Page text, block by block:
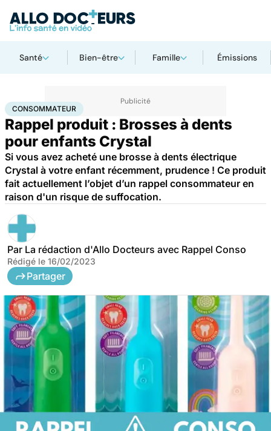
Santé Bien-être Famille Émissions
AccueilSantéConsommateur
CONSOMMATEUR
Rappel produit : Brosses à dents
pour enfants Crystal
Si vous avez acheté une brosse à dents électrique
Crystal à votre enfant récemment, prudence ! Ce produit
fait actuellement l’objet d’un rappel consommateur en
raison d'un risque de suffocation.
Par La rédaction d'Allo Docteurs avec Rappel Conso
Rédigé le 16/02/2023
Partager